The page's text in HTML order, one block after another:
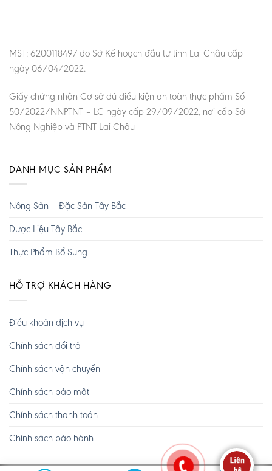
MST: 6200118497 do Sở Kế hoạch đầu tư tỉnh Lai Châu cấp
ngày 06/04/2022.
Giấy chứng nhận Cơ sở đủ điều kiện an toàn thực phẩm Số
50/2022/NNPTNT – LC ngày cấp 29/09/2022, nơi cấp Sở
Nông Nghiệp và PTNT Lai Châu
DANH MỤC SẢN PHẨM
Nông Sản – Đặc Sản Tây Bắc
Dược Liệu Tây Bắc
Thực Phẩm Bổ Sung
HỖ TRỢ KHÁCH HÀNG
Điều khoản dịch vụ
Chính sách đổi trả
Chính sách vận chuyển
Chính sách bảo mật
Chính sách thanh toán
Chính sách bảo hành